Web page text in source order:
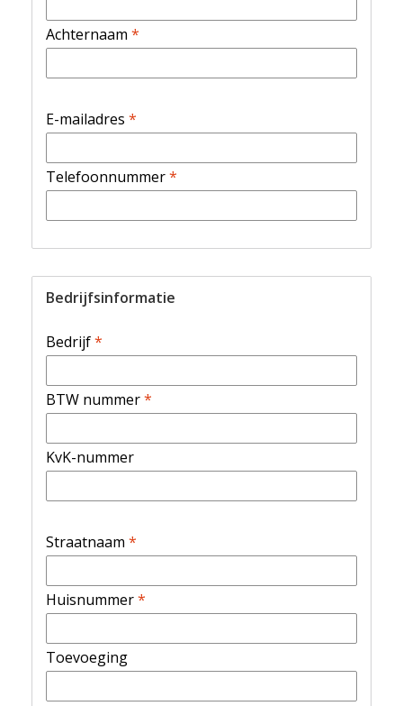
Achternaam *
E-mailadres *
Telefoonnummer*
Bedrijfsinformatie
Bedrijf*
BTW nummer*
KvK-nummer
Straatnaam *
Huisnummer*
Toevoeging